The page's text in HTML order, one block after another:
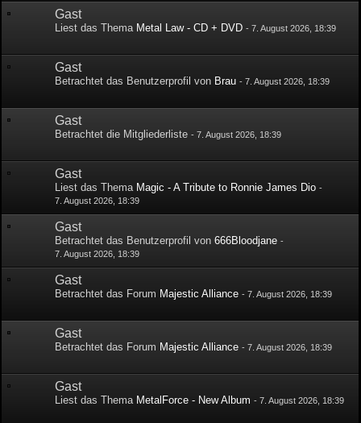
Gast
Liest das Thema Metal Law - CD + DVD -7. August 2026, 18:39
Gast
Betrachtet das Benutzerprofil von Brau -7. August 2026, 18:39
Gast
Betrachtet die Mitgliederliste-7. August 2026, 18:39
Gast
Liest das Thema Magic - A Tribute to Ronnie James Dio -
7. August 2026, 18:39
Gast
Betrachtet das Benutzerprofil von666Bloodjane -
7. August 2026, 18:39
Gast
Betrachtet das Forum Majestic Alliance -7. August 2026, 18:39
Gast
Betrachtet das Forum Majestic Alliance -7. August 2026, 18:39
Gast
Liest das Thema MetalForce - New Album -7. August 2026, 18:39